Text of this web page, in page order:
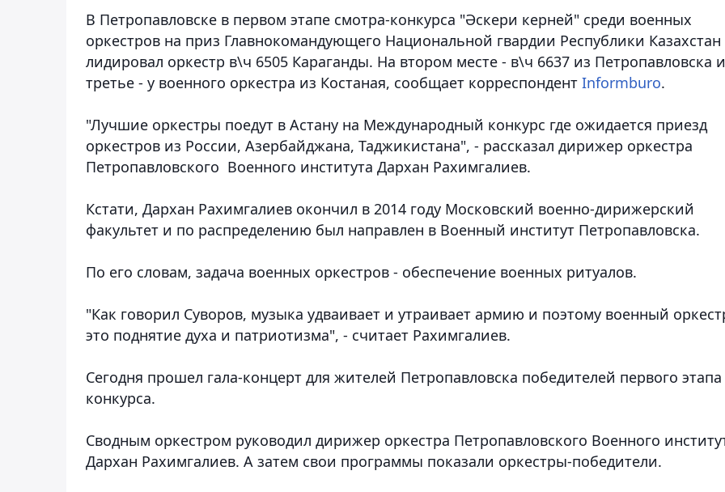
В Петропавловске в первом этапе смотра-конкурса "Әскери керней" среди военных
оркестров на приз Главнокомандующего Национальной гвардии Республики Казахстан
лидировал оркестр в\ч 6505 Караганды. На втором месте - в\ч 6637 из Петропавловска и
третье - у военного оркестра из Костаная, сообщает корреспондент Informburo.
"Лучшие оркестры поедут в Астану на Международный конкурс где ожидается приезд
оркестров из России, Азербайджана, Таджикистана", - рассказал дирижер оркестра
Петропавловского Военного института Дархан Рахимгалиев.
Кстати, Дархан Рахимгалиев окончил в 2014 году Московский военно-дирижерский
факультет и по распределению был направлен в Военный институт Петропавловска.
По его словам, задача военных оркестров - обеспечение военных ритуалов.
"Как говорил Суворов, музыка удваивает и утраивает армию и поэтому военный
это поднятие духа и патриотизма", - считает Рахимгалиев.
Сегодня прошел гала-концерт для жителей Петропавловска победителей первого этапа
конкурса.
Сводным оркестром руководил дирижер оркестра Петропавловского Военного
Дархан Рахимгалиев. А затем свои программы показали оркестры-победители.